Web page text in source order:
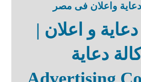
واعلان فى مصر
و اعلان |
دعاية